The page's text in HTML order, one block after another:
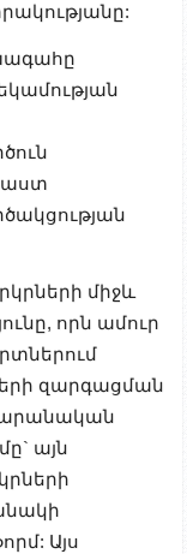
միջև
որն ամուր
զարգացման
այն
Այս